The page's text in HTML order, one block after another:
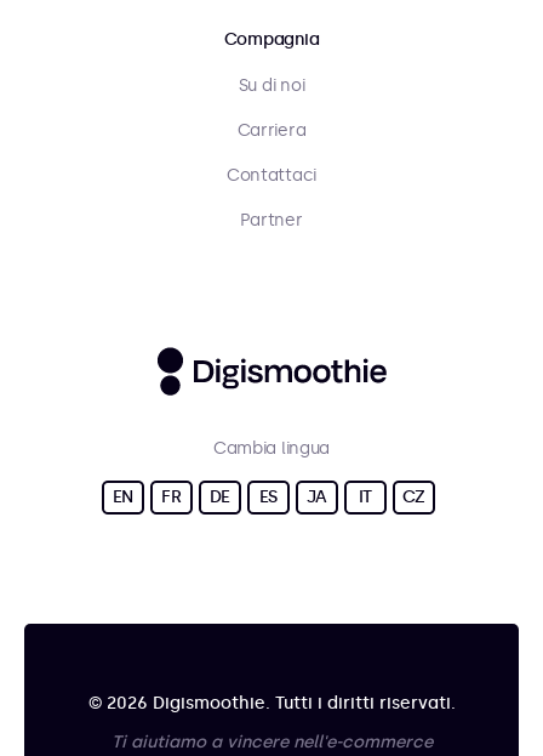
Compagnia
Su di noi
Carriera
Contattaci
Partner
Cambia lingua
EN FR DE ES JA IT CZ
© 2026 Digismoothie. Tutti i diritti riservati.
Ti aiutiamo a vincere nell'e-commerce